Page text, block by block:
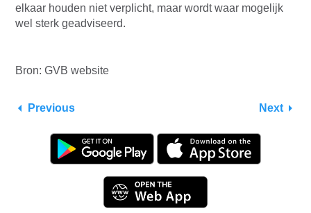
elkaar houden niet verplicht, maar wordt waar mogelijk
wel sterk geadviseerd.
Bron: GVB website
Previous Next